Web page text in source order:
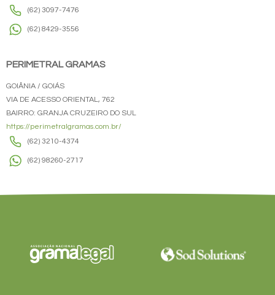
(62) 3097-7476
(62) 8429-3556
PERIMETRAL GRAMAS
GOIÂNIA / GOIÁS
VIA DE ACESSO ORIENTAL, 762
BAIRRO: GRANJA CRUZEIRO DO SUL
https://perimetralgramas.com.br/
(62) 3210-4374
(62) 98260-2717